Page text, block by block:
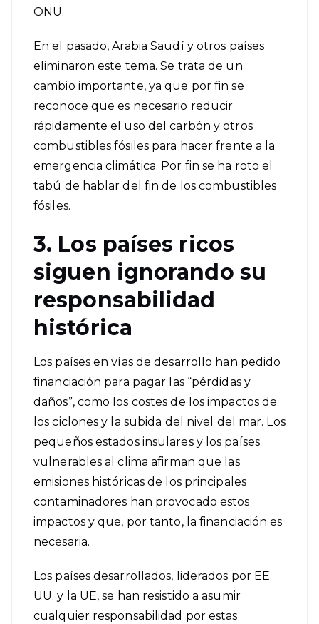
ONU.
En el pasado, Arabia Saudí y otros países
eliminaron este tema. Se trata de un
cambio importante, ya que por fin se
reconoce que es necesario reducir
rápidamente el uso del carbón y otros
combustibles fósiles para hacer frente a la
emergencia climática. Por fin se ha roto el
tabú de hablar del fin de los combustibles
fósiles.
3. Los países ricos
siguen ignorando su
responsabilidad
histórica
Los países en vías de desarrollo han pedido
financiación para pagar las “pérdidas y
daños”, como los costes de los impactos de
los ciclones y la subida del nivel del mar. Los
pequeños estados insulares y los países
vulnerables al clima afirman que las
emisiones históricas de los principales
contaminadores han provocado estos
impactos y que, por tanto, la financiación es
necesaria.
Los países desarrollados, liderados por EE.
UU. y la UE, se han resistido a asumir
cualquier responsabilidad por estas